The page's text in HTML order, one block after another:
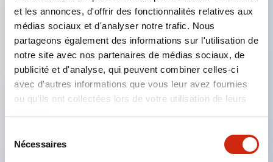
et les annonces, d'offrir des fonctionnalités relatives aux
médias sociaux et d'analyser notre trafic. Nous
partageons également des informations sur l'utilisation de
notre site avec nos partenaires de médias sociaux, de
publicité et d'analyse, qui peuvent combiner celles-ci
avec d'autres informations que vous leur avez fournies
ou qu'ils ont collectées lors de votre utilisation de leurs
Nécessaires
de contrôle Ø22
Nous proposons également un type sans trous,
avec la possibilité de personnaliser la taille et la
disposition des trous
Le type sans trous peut être utilisé comme boîte
de jonction en installant un bornier à l'intérieur
Nous proposons également un type avec
couvercle jaune pour arrêt d'urgence et une boîte
de couverture de contact pour rendre la partie